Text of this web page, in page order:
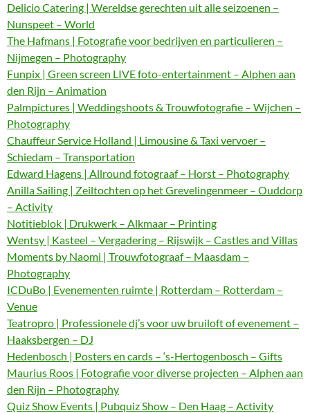
Delicio Catering | Wereldse gerechten uit alle seizoenen –
Nunspeet – World
The Hafmans | Fotografie voor bedrijven en particulieren –
Nijmegen – Photography
Funpix | Green screen LIVE foto-entertainment – Alphen aan
den Rijn – Animation
Palmpictures | Weddingshoots & Trouwfotografie – Wijchen –
Photography
Chauffeur Service Holland | Limousine & Taxi vervoer –
Schiedam – Transportation
Edward Hagens | Allround fotograaf – Horst – Photography
Anilla Sailing | Zeiltochten op het Grevelingenmeer – Ouddorp
– Activity
Notitieblok | Drukwerk – Alkmaar – Printing
Wentsy | Kasteel – Vergadering – Rijswijk – Castles and Villas
Moments by Naomi | Trouwfotograaf – Maasdam –
Photography
ICDuBo | Evenementen ruimte | Rotterdam – Rotterdam –
Venue
Teatropro | Professionele dj’s voor uw bruiloft of evenement –
Haaksbergen – DJ
Hedenbosch | Posters en cards – ‘s-Hertogenbosch – Gifts
Maurius Roos | Fotografie voor diverse projecten – Alphen aan
den Rijn – Photography
Quiz Show Events | Pubquiz Show – Den Haag – Activity